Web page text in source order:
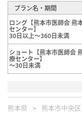
プラン名・期間
ロング【熊本市医師会 熊
センター】
30日以上～360日未満
ショート【熊本市医師会
療センター】
～30日未満
熊本県 熊本市中央区